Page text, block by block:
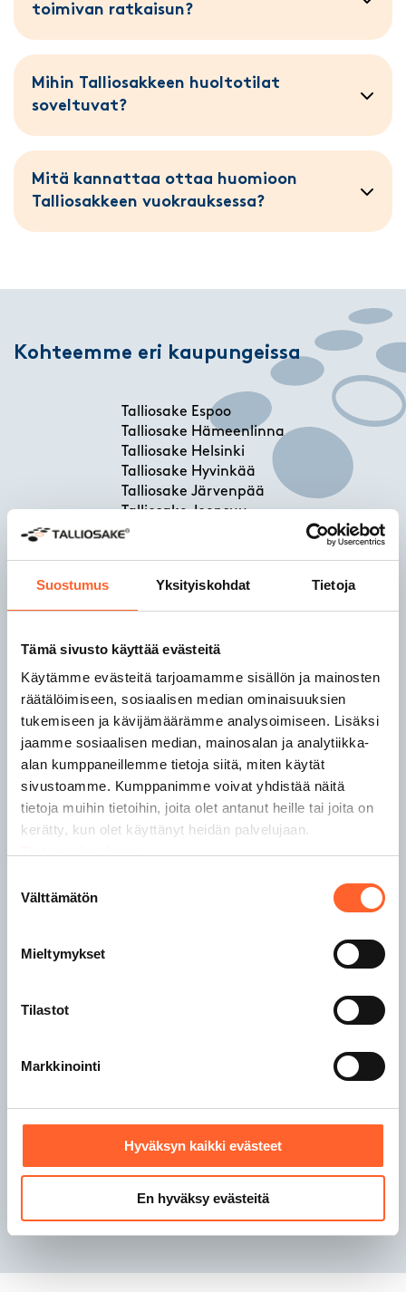
Suostumus Yksityiskohdat Tietoja
Tämä sivusto käyttää evästeitä
Käytämme evästeitä tarjoamamme sisällön ja mainosten
räätälöimiseen, sosiaalisen median ominaisuuksien
tukemiseen ja kävijämäärämme analysoimiseen. Lisäksi
jaamme sosiaalisen median, mainosalan ja analytiikka-
alan kumppaneillemme tietoja siitä, miten käytät
sivustoamme. Kumppanimme voivat yhdistää näitä
tietoja muihin tietoihin, joita olet antanut heille tai joita on
kerätty, kun olet käyttänyt heidän palvelujaan.
valinta
Välttämätön
Mieltymykset
Tilastot
Markkinointi
Hyväksyn kaikki evästeet
En hyväksy evästeitä
toimivan ratkaisun?
Mihin Talliosakkeen huoltotilat
soveltuvat?
Mitä kannattaa ottaa huomioon
Talliosakkeen vuokrauksessa?
Kohteemme eri kaupungeissa
Talliosake Espoo
Talliosake Hämeenlinna
Talliosake Helsinki
Talliosake Hyvinkää
Talliosake Järvenpää
Talliosake Joensuu
Talliosake Jyväskylä
Talliosake Kerava
Talliosake Kirkkonummi
Talliosake Kuopio
Talliosake Lahti
Talliosake Lempäälä
Talliosake Lohja
Talliosake Nokia
Talliosake Ylöjärvi